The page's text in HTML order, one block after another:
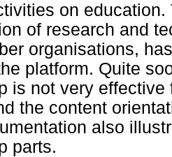
on
of research and
organisations,
platform. Quite
is not very
the content
also
parts.